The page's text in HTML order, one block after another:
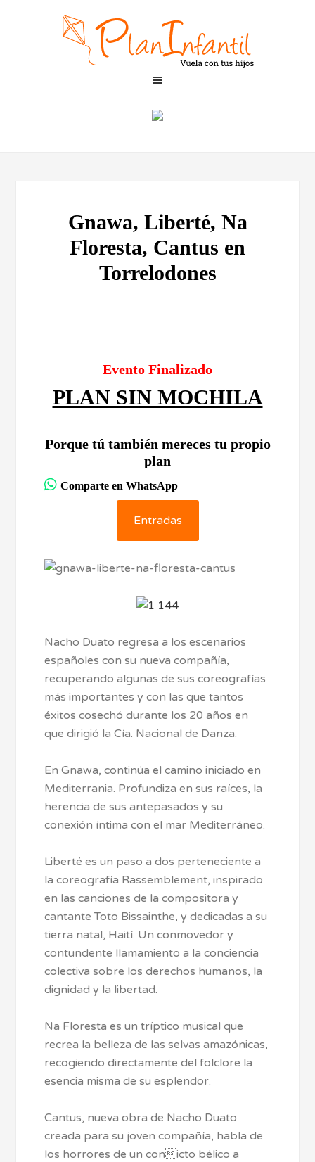
Gnawa, Liberté, Na
Floresta, Cantus en
Torrelodones
Evento Finalizado
PLAN SIN MOCHILA
Porque tú también mereces tu propio
plan
Comparte en WhatsApp
Entradas
Nacho Duato regresa a los escenarios
españoles con su nueva compañía,
recuperando algunas de sus coreografías
más importantes y con las que tantos
éxitos cosechó durante los 20 años en
que dirigió la Cía. Nacional de Danza.
En Gnawa, continúa el camino iniciado en
Mediterrania. Profundiza en sus raíces, la
herencia de sus antepasados y su
conexión íntima con el mar Mediterráneo.
Liberté es un paso a dos perteneciente a
la coreografía Rassemblement, inspirado
en las canciones de la compositora y
cantante Toto Bissainthe, y dedicadas a su
tierra natal, Haití. Un conmovedor y
contundente llamamiento a la conciencia
colectiva sobre los derechos humanos, la
dignidad y la libertad.
Na Floresta es un tríptico musical que
recrea la belleza de las selvas amazónicas,
recogiendo directamente del folclore la
esencia misma de su esplendor.
Cantus, nueva obra de Nacho Duato
creada para su joven compañía, habla de
los horrores de un conicto bélico a